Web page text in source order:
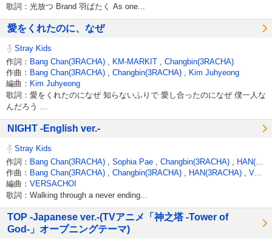
歌詞：光放つ Brand 羽ばたく As one...
愛をくれたのに、なぜ
Stray Kids
作詞： Bang Chan(3RACHA) KM-MARKIT
Changbin(3RACHA)
作曲： Bang Chan(3RACHA) Changbin(3RACHA)
Kim Juhyeong
編曲： Kim Juhyeong
歌詞：愛をくれたのになぜ 知らないふりで 愛し合ったのになぜ 僕一人な
んだろう ...
NIGHT -English ver.-
Stray Kids
作詞： Bang Chan(3RACHA) Sophia Pae Changbin(3RACHA)
HAN(3RACHA)
作曲： Bang Chan(3RACHA) Changbin(3RACHA) HAN(3RACHA)
VERSACHOI
編曲： VERSACHOI
歌詞：Walking through a never ending...
TOP -Japanese ver.-(TVアニメ「神之塔 -Tower of
God-」オープニングテーマ)